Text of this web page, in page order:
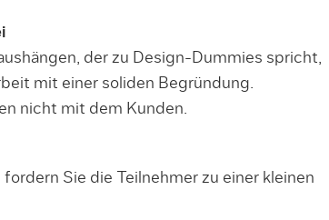
der zu Design-Dummies spricht,
mit einer soliden Begründung.
nicht mit dem Kunden.
Sie die Teilnehmer zu einer kleinen